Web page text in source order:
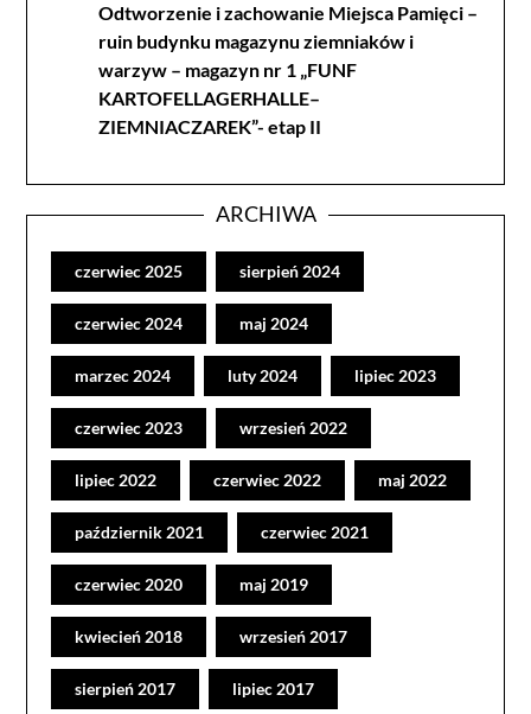
Odtworzenie i zachowanie Miejsca Pamięci –
ruin budynku magazynu ziemniaków i
warzyw – magazyn nr 1 „FUNF
KARTOFELLAGERHALLE–
ZIEMNIACZAREK”- etap II
ARCHIWA
czerwiec 2025 sierpień 2024
czerwiec 2024 maj 2024
marzec 2024 luty 2024 lipiec 2023
czerwiec 2023 wrzesień 2022
lipiec 2022 czerwiec 2022 maj 2022
październik 2021 czerwiec 2021
czerwiec 2020 maj 2019
kwiecień 2018 wrzesień 2017
sierpień 2017 lipiec 2017